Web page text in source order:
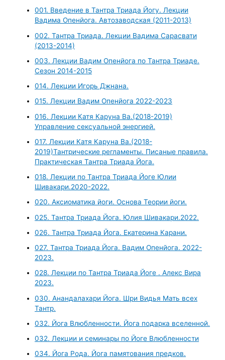
001. Введение в Тантра Триада Йогу. Лекции
Вадима Опенйога. Автозаводская (2011-2013)
002. Тантра Триада. Лекции Вадима Сарасвати
(2013-2014)
003. Лекции Вадим Опенйога по Тантра Триаде.
Сезон 2014-2015
014. Лекции Игорь Джнана.
015. Лекции Вадим Опенйога 2022-2023
016. Лекции Катя Каруна Ва.(2018-2019)
Управление сексуальной энергией.
017. Лекции Катя Каруна Ва.(2018-
2019)Тантрические регламенты. Писаные правила.
Практическая Тантра Триада Йога.
018. Лекции по Тантра Триада Йоге Юлии
Шивакари.2020-2022.
020. Аксиоматика йоги. Основа Теории йоги.
025. Тантра Триада Йога. Юлия Шивакари.2022.
026. Тантра Триада Йога. Екатерина Карани.
027. Тантра Триада Йога. Вадим Опенйога. 2022-
2023.
028. Лекции по Тантра Триада Йоге . Алекс Вира
2023.
030. Анандалахари Йога. Шри Видья Мать всех
Тантр.
032. Йога Влюбленности. Йога подарка вселенной.
032. Лекции и семинары по Йоге Влюбленности
034. Йога Рода. Йога памятования предков.